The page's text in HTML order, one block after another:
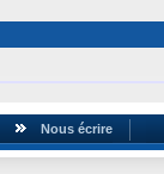
Nous écrire